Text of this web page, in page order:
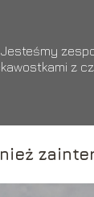
Jesteśmy
z